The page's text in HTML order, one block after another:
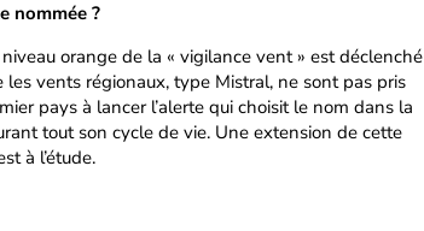
nommée ?
orange de la « vigilance vent » est déclenché
vents régionaux, type Mistral, ne sont pas pris
pays à lancer l’alerte qui choisit le nom dans la
tout son cycle de vie. Une extension de cette
à l’étude.